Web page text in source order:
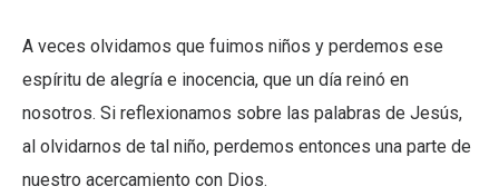
A veces olvidamos que fuimos niños y perdemos ese
espíritu de alegría e inocencia, que un día reinó en
nosotros. Si reflexionamos sobre las palabras de Jesús,
al olvidarnos de tal niño, perdemos entonces una parte de
nuestro acercamiento con Dios.